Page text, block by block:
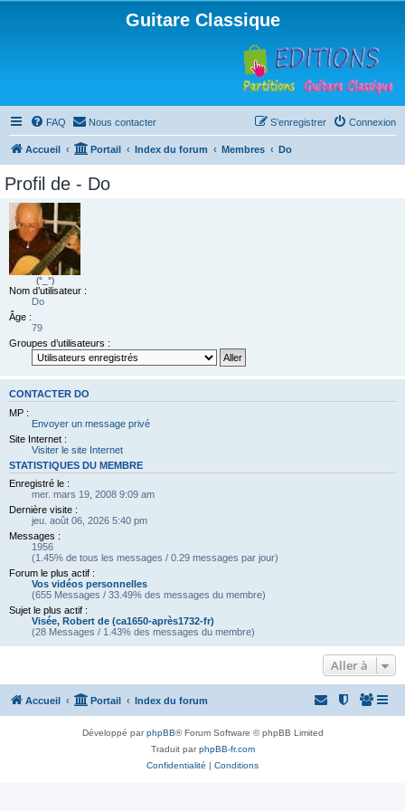
Guitare Classique
FAQ Nous contacter Connexion
S’enregistrer
Accueil Portail Index du forum Membres Do
Profil de - Do
(°_°)
Nom d’utilisateur :
Do
Âge :
79
Groupes d’utilisateurs :
CONTACTER DO
MP :
Envoyer un message privé
Site Internet :
Visiter le site Internet
STATISTIQUES DU MEMBRE
Enregistré le :
mer. mars 19, 2008 9:09 am
Dernière visite :
jeu. août 06, 2026 5:40 pm
Messages :
1956
(1.45% de tous les messages / 0.29 messages par jour)
Forum le plus actif :
Vos vidéos personnelles
(655 Messages / 33.49% des messages du membre)
Sujet le plus actif :
Visée, Robert de (ca1650-après1732-fr)
(28 Messages / 1.43% des messages du membre)
Aller à
Accueil Portail Index du forum
Développé parphpBB® Forum Software © phpBB Limited
Traduit parphpBB-fr.com
Confidentialité | Conditions